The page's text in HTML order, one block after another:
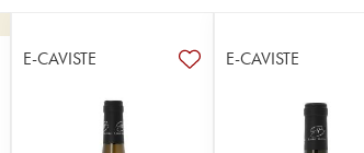
E-CAVISTE E-CAVISTE